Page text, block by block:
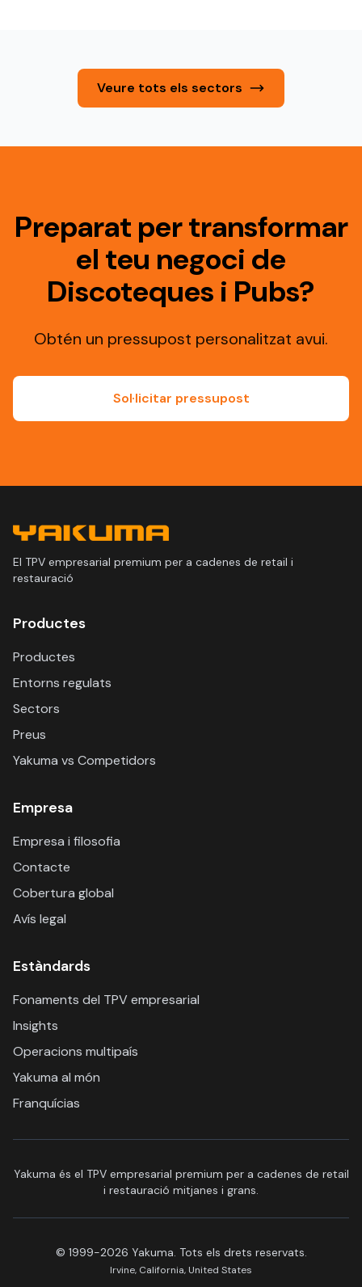
Veure tots els sectors
Preparat per transformar
el teu negoci de
Discoteques i Pubs?
Obtén un pressupost personalitzat avui.
Sol·licitar pressupost
El TPV empresarial premium per a cadenes de retail i
restauració
Productes
Productes
Entorns regulats
Sectors
Preus
Yakuma vs Competidors
Empresa
Empresa i filosofia
Contacte
Cobertura global
Avís legal
Estàndards
Fonaments del TPV empresarial
Insights
Operacions multipaís
Yakuma al món
Franquícias
Yakuma és el TPV empresarial premium per a cadenes de retail
i restauració mitjanes i grans.
© 1999-2026 Yakuma. Tots els drets reservats.
Irvine, California, United States